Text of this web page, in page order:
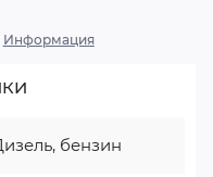
Информация
бензин